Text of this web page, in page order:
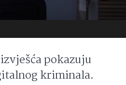
pokazuju
kriminala.